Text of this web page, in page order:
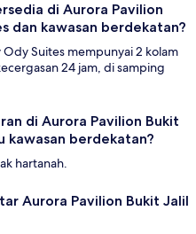
di Aurora Pavilion
dan kawasan berdekatan?
Suites mempunyai 2 kolam
24 jam, di samping
di Aurora Pavilion Bukit
kawasan berdekatan?
hartanah.
Aurora Pavilion Bukit Jalil